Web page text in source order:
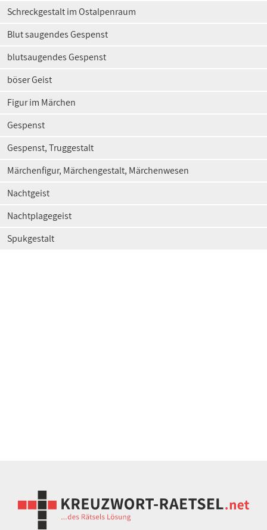
Schreckgestalt im Ostalpenraum
Blut saugendes Gespenst
blutsaugendes Gespenst
böser Geist
Figur im Märchen
Gespenst
Gespenst, Truggestalt
Märchenfigur, Märchengestalt, Märchenwesen
Nachtgeist
Nachtplagegeist
Spukgestalt